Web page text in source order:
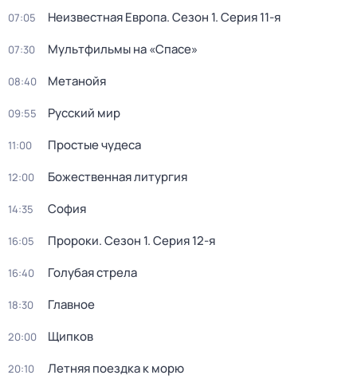
07:05 Неизвестная Европа. Сезон 1. Серия 11-я
07:30 Мультфильмы на «Спасе»
08:40 Метанойя
09:55 Русский мир
11:00 Простые чудеса
12:00 Божественнaя литyргия
14:35 София
16:05 Пророки. Сезон 1. Серия 12-я
16:40 Голубая стрела
18:30 Главное
20:00 Щипков
20:10 Летняя поездка к морю